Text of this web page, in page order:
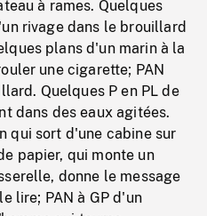
à rames. Quelques
rivage dans le brouillard
plans d'un marin à la
une cigarette; PAN
Quelques P en PL de
dans des eaux agitées.
qui sort d'une cabine sur
papier, qui monte un
donne le message
lire; PAN à GP d'un